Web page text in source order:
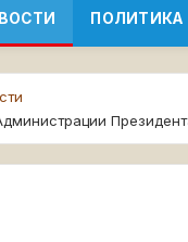
ПОЛИТИКА